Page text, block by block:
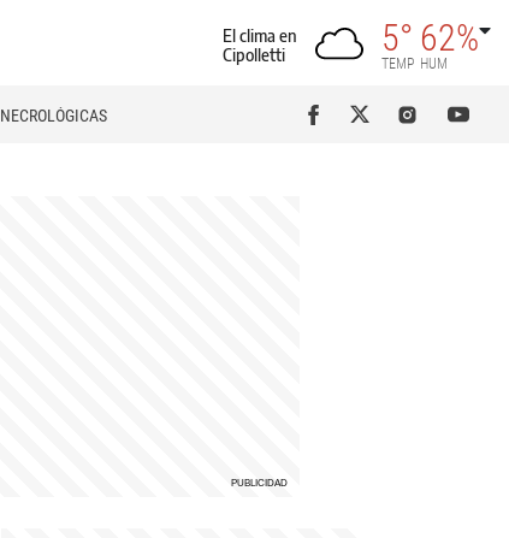
El clima en
Cipolletti
5°
TEMP
62%
HUM
NECROLÓGICAS